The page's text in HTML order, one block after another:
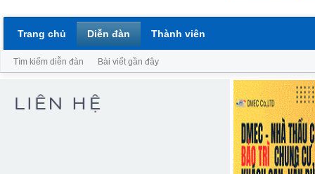
Trang chủ Diễn đàn
Tìm kiếm diễn đàn Bài viết gần đây
Thành viên